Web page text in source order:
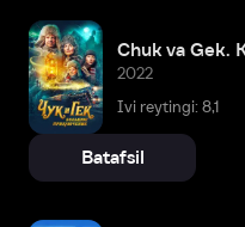
Chuk va Gek.
2022
Ivi reytingi: 8,1
Batafsil